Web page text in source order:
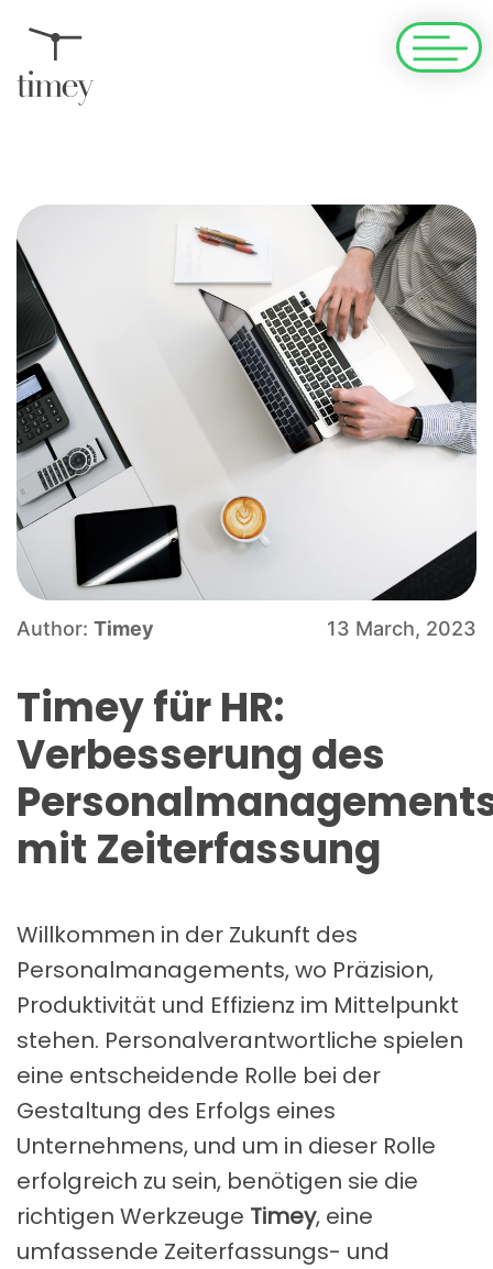
Author: Timey 13 March, 2023
Timey für HR:
Verbesserung des
mit Zeiterfassung
Willkommen in der Zukunft des
Personalmanagements, wo Präzision,
Produktivität und Effizienz im Mittelpunkt
stehen. Personalverantwortliche spielen
eine entscheidende Rolle bei der
Gestaltung des Erfolgs eines
Unternehmens, und um in dieser Rolle
erfolgreich zu sein, benötigen sie die
richtigen Werkzeuge Timey, eine
umfassende Zeiterfassungs- und